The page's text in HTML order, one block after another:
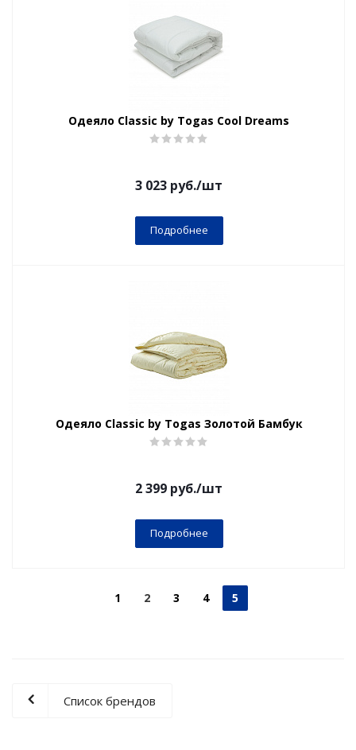
Одеяло Classic by Togas Cool Dreams
3 023 руб./шт
Подробнее
Одеяло Classic by Togas Золотой Бамбук
2 399 руб./шт
Подробнее
1 2 3 4 5
Список брендов